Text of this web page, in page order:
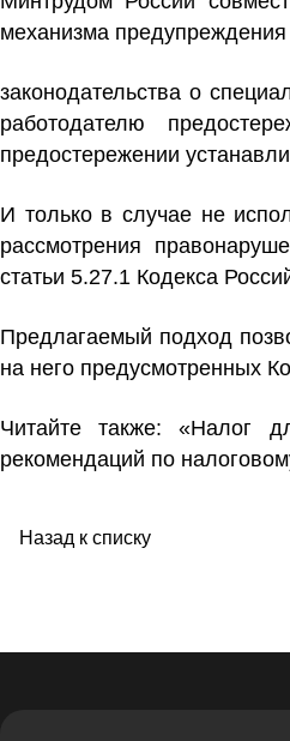
механизма
законодательства о
работодателю
предостережении
И только в случае не
рассмотрения
статьи 5.27.1 Кодекса
Предлагаемый подход
на него предусмотренных
Читайте также:«Налог
рекомендаций по
Назад к списку